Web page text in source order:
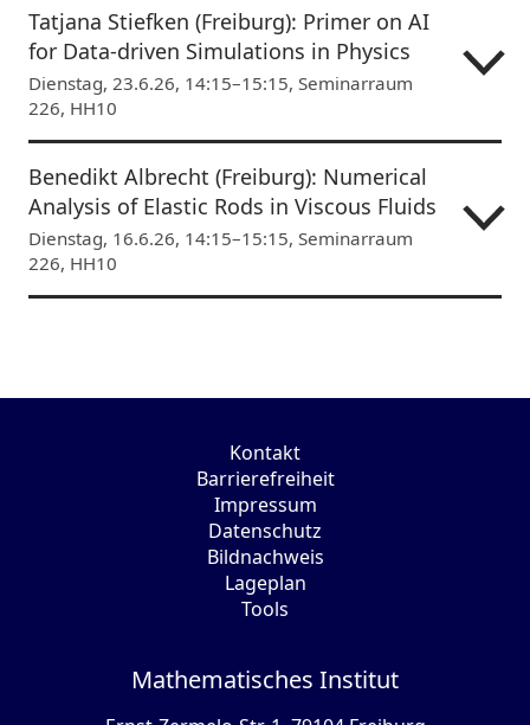
Tatjana Stiefken (Freiburg): Primer on AI
for Data-driven Simulations in Physics
Dienstag, 23.6.26, 14:15–15:15, Seminarraum
226, HH10
Benedikt Albrecht (Freiburg): Numerical
Analysis of Elastic Rods in Viscous Fluids
Dienstag, 16.6.26, 14:15–15:15, Seminarraum
226, HH10
Kontakt
Barrierefreiheit
Impressum
Datenschutz
Bildnachweis
Lageplan
Tools
Mathematisches Institut